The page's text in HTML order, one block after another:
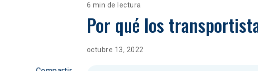
6 min de lectura
Por qué los
octubre 13, 2022